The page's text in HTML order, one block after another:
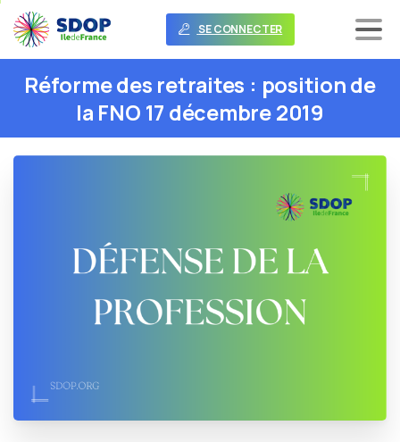
SE CONNECTER
Réformedes retraites : positionde
la FNO 17 décembre2019